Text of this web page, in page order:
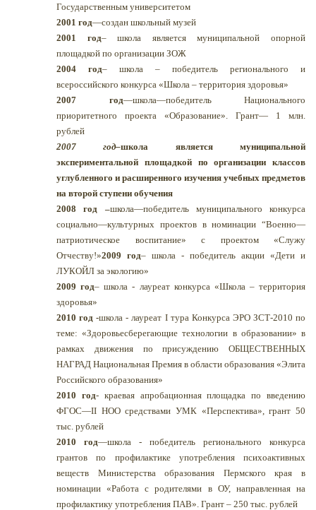
Государственным университетом
2001 год—создан школьный музей
2001 год– школа является муниципальной опорной
площадкой по организации ЗОЖ
2004 год– школа – победитель регионального и
всероссийского конкурса «Школа – территория здоровья»
2007 год—школа—победитель Национального
приоритетного проекта «Образование». Грант— 1 млн.
рублей
2007 год–школа является муниципальной
экспериментальной площадкой по организации классов
углубленного и расширенного изучения учебных предметов
на второй ступени обучения
2008 год –школа—победитель муниципального конкурса
социально—культурных проектов в номинации “Военно—
патриотическое воспитание» с проектом «Служу
Отчеству!»2009 год– школа - победитель акции «Дети и
ЛУКОЙЛ за экологию»
2009 год– школа - лауреат конкурса «Школа – территория
здоровья»
2010 год -школа - лауреат I тура Конкурса ЭРО ЗСТ-2010 по
теме: «Здоровьесберегающие технологии в образовании» в
рамках движения по присуждению ОБЩЕСТВЕННЫХ
НАГРАД Национальная Премия в области образования «Элита
Российского образования»
2010 год- краевая апробационная площадка по введению
ФГОС—II НОО средствами УМК «Перспектива», грант 50
тыс. рублей
2010 год—школа - победитель регионального конкурса
грантов по профилактике употребления психоактивных
веществ Министерства образования Пермского края в
номинации «Работа с родителями в ОУ, направленная на
профилактику употребления ПАВ». Грант – 250 тыс. рублей